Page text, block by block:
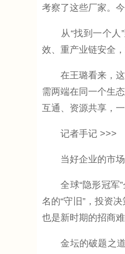
考察了这些厂家。
从“找到一个人”
效、重产业链安全
在王璐看来，这
需两端在同一个生
互通、资源共享，
记者手记 >>>
当好企业的市场
全球“隐形冠军”
名的“守旧”，投资
也是新时期的招商难
金坛的破题之道